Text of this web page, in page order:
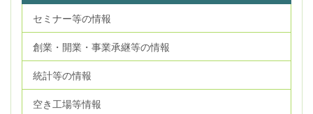
セミナー等の情報
創業・開業・事業承継等の情報
統計等の情報
空き工場等情報